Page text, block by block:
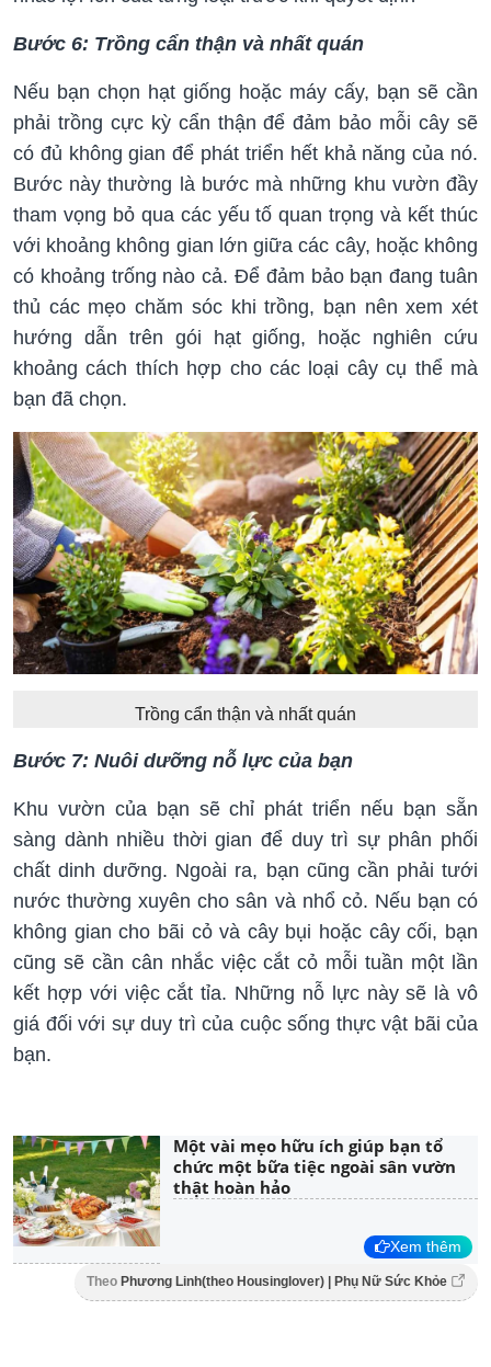
Bước 6: Trồng cẩn thận và nhất quán
Nếu bạn chọn hạt giống hoặc máy cấy, bạn sẽ cần
phải trồng cực kỳ cẩn thận để đảm bảo mỗi cây sẽ
có đủ không gian để phát triển hết khả năng của nó.
Bước này thường là bước mà những khu vườn đầy
tham vọng bỏ qua các yếu tố quan trọng và kết thúc
với khoảng không gian lớn giữa các cây, hoặc không
có khoảng trống nào cả. Để đảm bảo bạn đang tuân
thủ các mẹo chăm sóc khi trồng, bạn nên xem xét
hướng dẫn trên gói hạt giống, hoặc nghiên cứu
khoảng cách thích hợp cho các loại cây cụ thể mà
bạn đã chọn.
Trồng cẩn thận và nhất quán
Bước 7: Nuôi dưỡng nỗ lực của bạn
Khu vườn của bạn sẽ chỉ phát triển nếu bạn sẵn
sàng dành nhiều thời gian để duy trì sự phân phối
chất dinh dưỡng. Ngoài ra, bạn cũng cần phải tưới
nước thường xuyên cho sân và nhổ cỏ. Nếu bạn có
không gian cho bãi cỏ và cây bụi hoặc cây cối, bạn
cũng sẽ cần cân nhắc việc cắt cỏ mỗi tuần một lần
kết hợp với việc cắt tỉa. Những nỗ lực này sẽ là vô
giá đối với sự duy trì của cuộc sống thực vật bãi của
bạn.
Một vài mẹo hữu ích giúp bạn tổ
chức một bữa tiệc ngoài sân vườn
thật hoàn hảo
Xem thêm
Theo Phương Linh(theo Housinglover) | Phụ Nữ Sức Khỏe